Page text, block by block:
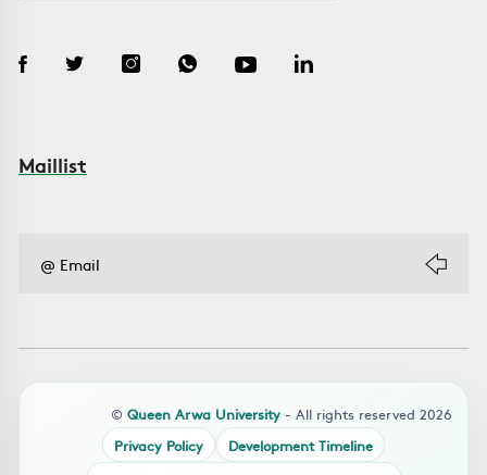
Maillist
© Queen Arwa University - All rights reserved 2026
Privacy Policy
Development Timeline